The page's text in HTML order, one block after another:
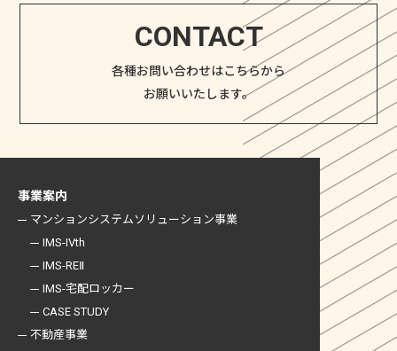
CONTACT
各種お問い合わせはこちらから
お願いいたします。
事業案内
マンションシステムソリューション事業
IMS-IVth
IMS-REⅡ
IMS-宅配ロッカー
CASE STUDY
不動産事業